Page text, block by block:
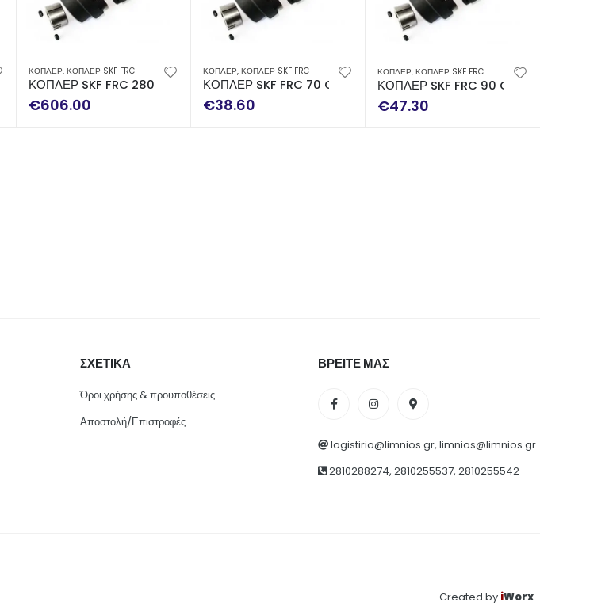
ΚΟΠΛΕΡ, ΚΟΠΛΕΡ SKF FRC
ΚΟΠΛΕΡ SKF FRC 280 COMPLETE
€606.00
ΚΟΠΛΕΡ, ΚΟΠΛΕΡ SKF FRC
ΚΟΠΛΕΡ SKF FRC 70 COMPLETE
€38.60
ΚΟΠΛΕΡ, ΚΟΠΛΕΡ SKF FRC
ΚΟΠΛΕΡ SKF FRC 90 COMPLETE
€47.30
ΣΧΕΤΙΚΑ
Όροι χρήσης & προυποθέσεις
Αποστολή/Επιστροφές
ΒΡΕΙΤΕ ΜΑΣ
logistirio@limnios.gr, limnios@limnios.gr
2810288274, 2810255537, 2810255542
Created by iWorx